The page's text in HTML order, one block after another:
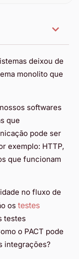
deixou de
monolito que
softwares
que
pode ser
exemplo: HTTP,
que funcionam
no fluxo de
os testes
testes
o PACT pode
integrações?